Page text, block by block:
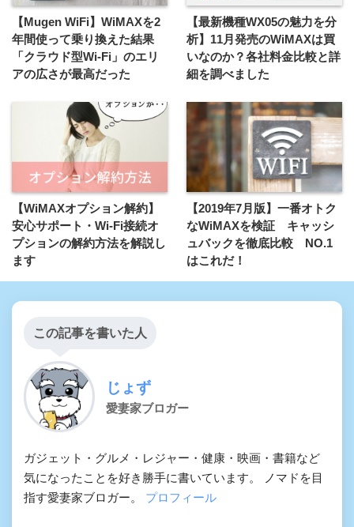
【Mugen WiFi】WiMAXを2
年間使って乗り換えた結果
「クラウド型Wi-Fi」のエリ
アの広さが最高だった
【最新機種WX05の魅力を分
析】11月発売のWiMAXは買
いなのか？各社料金比較と詳
細を調べました
【WiMAXオプション解約】
安心サポート・Wi-Fi接続オ
プションの解約方法を解説し
ます
【2019年7月版】一番オトク
なWiMAXを検証 キャッシ
ュバックを徹底比較 NO.1
はこれだ！
この記事を書いた人
じょず
愛妻家ブロガー
ガジェット・グルメ・レジャー・健康・映画・書籍など
気になったことを好き勝手に書いています。 ノマドを目
指す愛妻家ブロガー。 プロフィール